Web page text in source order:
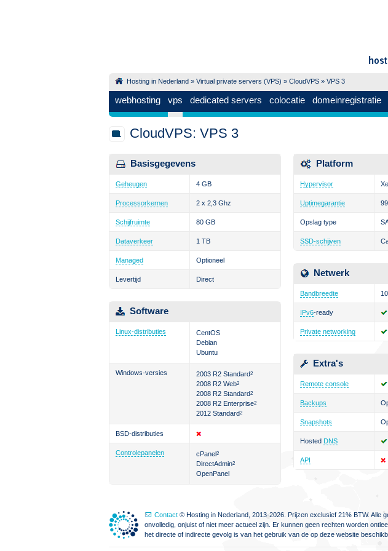
Hosting in Nederland » Virtual private servers (VPS) » CloudVPS » VPS 3
webhosting vps dedicated servers colocatie domeinregistratie
CloudVPS: VPS 3
Basisgegevens
Geheugen 4 GB
Processorkernen 2 x 2,3 Ghz
Schijfruimte 80 GB
Dataverkeer 1 TB
Managed Optioneel
Levertijd Direct
Software
Linux-distributies
CentOS
Debian
Ubuntu
Windows-versies 2003 R2 Standard2
2008 R2 Web2
2008 R2 Standard2
2008 R2 Enterprise2
2012 Standard2
BSD-distributies
Controlepanelen cPanel2
DirectAdmin2
OpenPanel
Platform
Hypervisor
Uptimegarantie
Opslag type
SSD-schijven
Netwerk
Bandbreedte
IPv6-ready
Private networking
Extra's
Remote console
Backups
Snapshots
Hosted DNS
API
Contact © Hosting in Nederland, 2013-2026. Prijzen exclusief 21% BTW. Alle
onvolledig, onjuist of niet meer actueel zijn. Er kunnen geen rechten worden
het directe of indirecte gevolg is van het gebruik van de op deze website